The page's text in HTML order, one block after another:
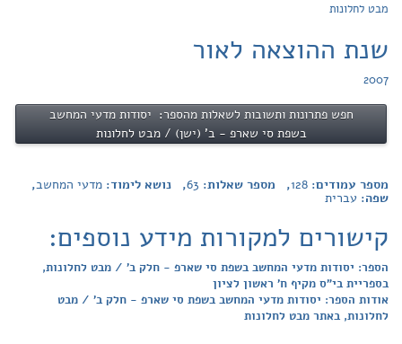
מבט לחלונות
שנת ההוצאה לאור
2007
חפש פתרונות ותשובות לשאלות מהספר: יסודות מדעי המחשב
בשפת סי שארפ - ב' (ישן) / מבט לחלונות
מספר עמודים: 128, מספר שאלות: 63, נושא לימוד: מדעי המחשב,
שפה: עברית
קישורים למקורות מידע נוספים:
הספר: יסודות מדעי המחשב בשפת סי שארפ - חלק ב' / מבט לחלונות,
בספריית בי"ס מקיף ח' ראשון לציון
אודות הספר: יסודות מדעי המחשב בשפת סי שארפ - חלק ב' / מבט
לחלונות, באתר מבט לחלונות